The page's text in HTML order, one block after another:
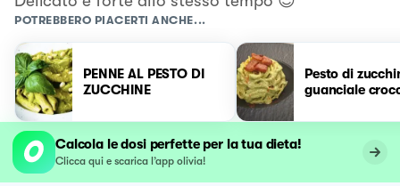
POTREBBERO PIACERTI ANCHE...
PENNE AL PESTO DI
ZUCCHINE
Pesto di
guanciale
Calcola le dosi perfette per la tua dieta!
Clicca qui e scarica l’app olivia!